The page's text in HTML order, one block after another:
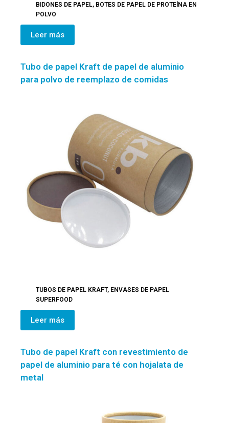
BIDONES DE PAPEL, BOTES DE PAPEL DE PROTEÍNA EN
POLVO
Leer más
Tubo de papel Kraft de papel de aluminio
para polvo de reemplazo de comidas
TUBOS DE PAPEL KRAFT, ENVASES DE PAPEL
SUPERFOOD
Leer más
Tubo de papel Kraft con revestimiento de
papel de aluminio para té con hojalata de
metal